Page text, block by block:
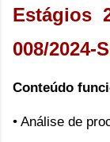
Estágios
008/2024-
Conteúdo
• Análise de